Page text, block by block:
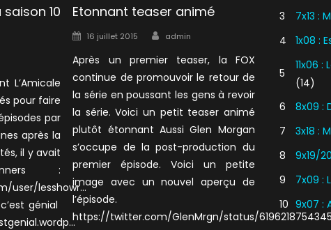
10
L’Amicale
pour faire
par
après la
il y avait
:
user/lesshowr…
génial
Etonnant teaser animé
Posted
16 juillet 2015 Author
admin
Après un premier teaser, la FOX
continue de promouvoir le retour de
la série en poussant les gens à revoir
la série. Voici un petit teaser animé
plutôt étonnant Aussi Glen Morgan
s’occupe de la post-production du
premier épisode. Voici un petite
image avec un nouvel aperçu de
l’épisode.
https://twitter.com/GlenMrgn/status/
3
7x13 :
4
1x08 :
5
11x06
(14)
6
8x09 :
7
3x18 :
8
9x19/
9
7x09 :
10 9x07 :